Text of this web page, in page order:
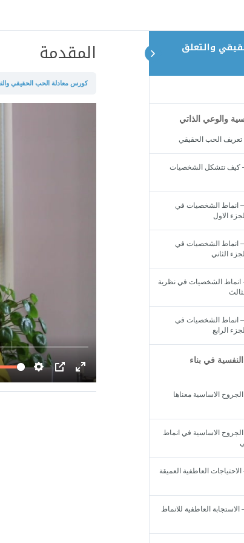
والتعلق
والوعي الذاتي
تعريف الحب الحقيقي
– كيف تتشكل الشخصيات
– انماط الشخصيات في
الاول
– انماط الشخصيات في
الثاني
– انماط الشخصيات في نظرية
– انماط الشخصيات في
الرابع
النفسية في بناء
الاساسية معناها
الجروح الاساسية في انماط
العاطفية العميقة
الاستجابة العاطفية للانماط
المقدمة
كورس معادلة الحب الحقيقي والتعلق